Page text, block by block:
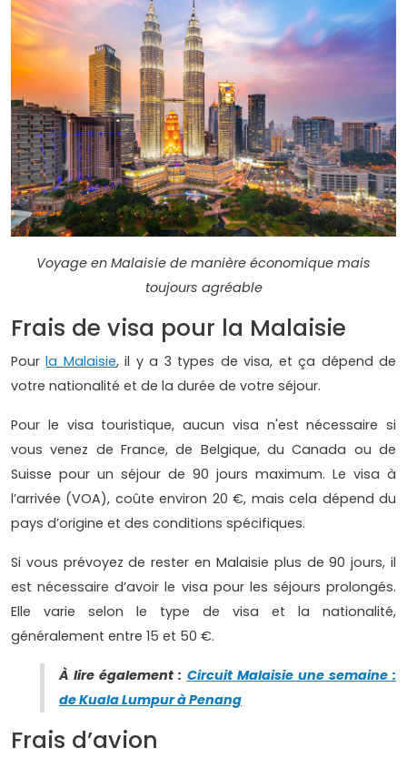
Voyage en Malaisie de manière économique mais
toujours agréable
Frais de visa pour la Malaisie
Pourla Malaisie, il y a 3 types de visa, et ça dépend de
votre nationalité et de la durée de votre séjour.
Pour le visa touristique, aucun visa n'est nécessaire si
vous venez de France, de Belgique, du Canada ou de
Suisse pour un séjour de 90 jours maximum. Le visa à
l’arrivée (VOA), coûte environ 20 €, mais cela dépend du
pays d’origine et des conditions spécifiques.
Si vous prévoyez de rester en Malaisie plus de 90 jours, il
est nécessaire d’avoir le visa pour les séjours prolongés.
Elle varie selon le type de visa et la nationalité,
généralement entre 15 et 50 €.
À lire également : Circuit Malaisie une semaine :
de Kuala Lumpur à Penang
Frais d’avion